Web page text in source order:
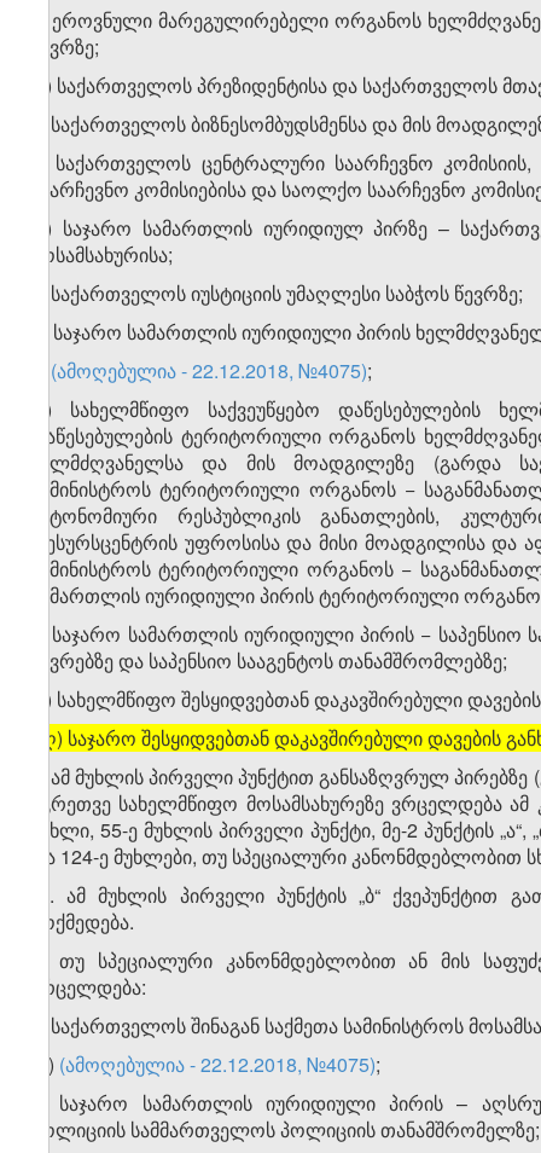
ნ) ეროვნული მარეგულირებელი ორგანოს
წევრზე;
ო) საქართველოს პრეზიდენტისა და საქართველოს
პ) საქართველოს ბიზნესომბუდსმენსა და მის
ჟ) საქართველოს ცენტრალური საარჩევნო
საარჩევნო კომისიებისა და საოლქო საარჩევნო
რ) საჯარო სამართლის იურიდიულ პირზე –
მოსამსახურისა;
ს) საქართველოს იუსტიციის უმაღლესი საბჭოს წევრზე;
ტ) საჯარო სამართლის იურიდიული პირის
(ამოღებულია - 22.12.2018, №4075);
ფ) სახელმწიფო საქვეუწყებო დაწესებულების
დაწესებულების ტერიტორიული ორგანოს
ხელმძღვანელსა და მის მოადგილეზე (გარდა
სამინისტროს ტერიტორიული ორგანოს −
ავტონომიური რესპუბლიკის განათლების,
რესურსცენტრის უფროსისა და მისი მოადგილისა და
სამინისტროს ტერიტორიული ორგანოს −
სამართლის იურიდიული პირის ტერიტორიული
ქ) საჯარო სამართლის იურიდიული პირის − საპენსიო
წევრებზე და საპენსიო სააგენტოს თანამშრომლებზე;
ღ) სახელმწიფო შესყიდვებთან დაკავშირებული
ღ) საჯარო შესყიდვებთან დაკავშირებული დავების
2. ამ მუხლის პირველი პუნქტით განსაზღვრულ პირებზე
აგრეთვე სახელმწიფო მოსამსახურეზე ვრცელდება ამ
მუხლი, 55-ე მუხლის პირველი პუნქტი, მე-2 პუნქტის „ა“,
და 124-ე მუხლები, თუ სპეციალური კანონმდებლობით
. ამ მუხლის პირველი პუნქტის „ბ“ ქვეპუნქტით
მოქმედება.
3. თუ სპეციალური კანონმდებლობით ან მის
ვრცელდება:
ა) საქართველოს შინაგან საქმეთა სამინისტროს
) (ამოღებულია - 22.12.2018, №4075);
ბ) საჯარო სამართლის იურიდიული პირის –
პოლიციის სამმართველოს პოლიციის თანამშრომელზე;